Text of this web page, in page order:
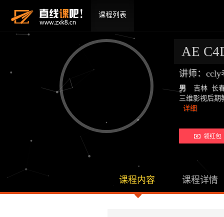
课程列表
AE
讲师：ccly
男
吉林 长
三维影视后期
详细
领红包
课程内容 课程详情